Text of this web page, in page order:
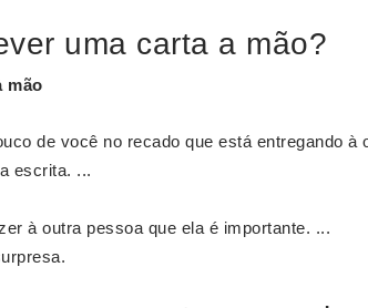
uma carta a mão?
mão
de você no recado que está entregando à
escrita. ...
à outra pessoa que ela é importante. ...